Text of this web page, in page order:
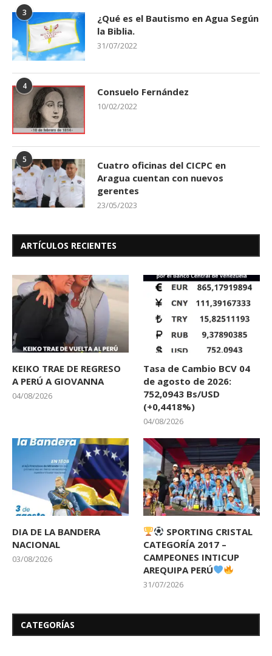
3
¿Qué es el Bautismo en Agua Según
la Biblia.
31/07/2022
4 Consuelo Fernández
10/02/2022
5
Cuatro oficinas del CICPC en
Aragua cuentan con nuevos
gerentes
23/05/2023
ARTÍCULOS RECIENTES
KEIKO TRAE DE REGRESO
A PERÚ A GIOVANNA
04/08/2026
Tasa de Cambio BCV 04
de agosto de 2026:
752,0943 Bs/USD
(+0,4418%)
04/08/2026
DIA DE LA BANDERA
NACIONAL
03/08/2026
SPORTING CRISTAL
CATEGORÍA 2017 –
CAMPEONES INTICUP
AREQUIPA PERÚ
31/07/2026
CATEGORÍAS